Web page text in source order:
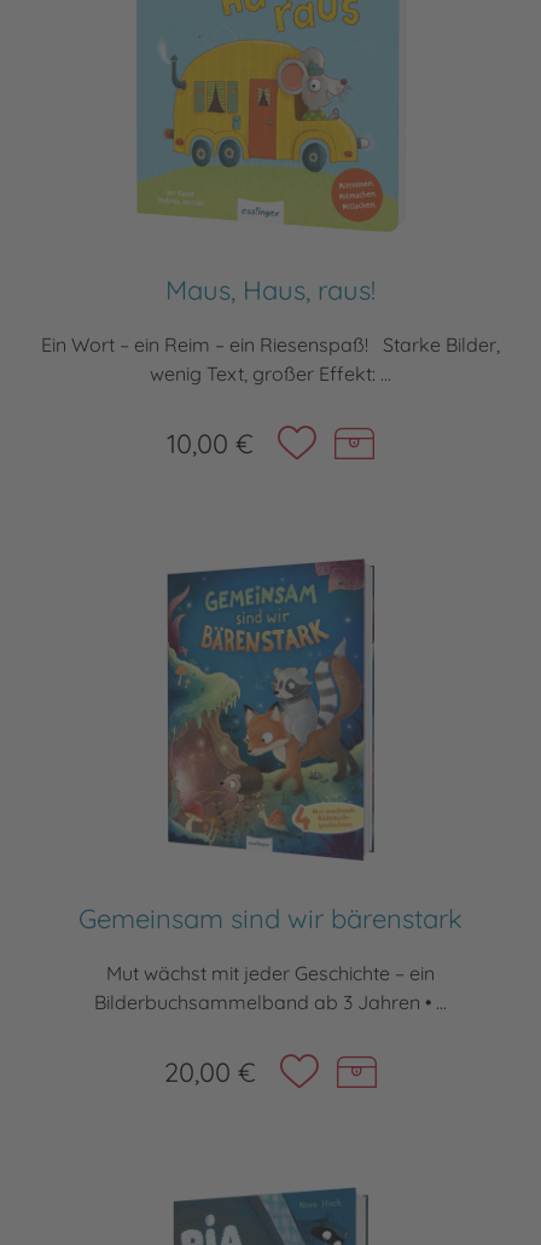
Maus, Haus, raus!
Ein Wort – ein Reim – ein Riesenspaß! Starke Bilder,
wenig Text, großer Effekt: ...
10,00 €
Gemeinsam sind wir bärenstark
Mut wächst mit jeder Geschichte – ein
Bilderbuchsammelband ab 3 Jahren • ...
20,00 €